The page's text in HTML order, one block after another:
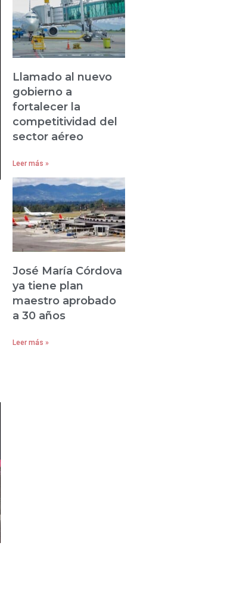
Llamado al nuevo
gobierno a
fortalecer la
competitividad del
sector aéreo
Leer más »
José María Córdova
ya tiene plan
maestro aprobado
a 30 años
Leer más »